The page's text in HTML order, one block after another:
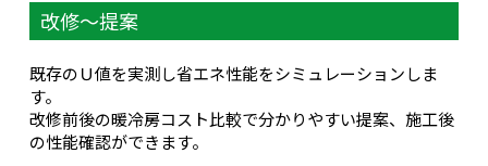
改修～提案
既存のＵ値を実測し省エネ性能をシミュレーションしま
す。
改修前後の暖冷房コスト比較で分かりやすい提案、施工後
の性能確認ができます。